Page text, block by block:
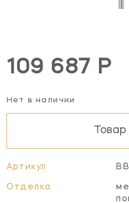
109 687 Р
Нет в наличии
Товар
Артикул
Отделка